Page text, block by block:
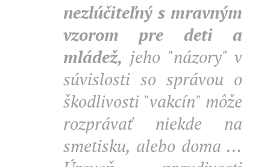
nezlúčiteľný s mravným
vzorom pre deti a
mládež, jeho "názory" v
súvislosti so správou o
škodlivosti "vakcín" môže
rozprávať niekde na
smetisku, alebo doma ...